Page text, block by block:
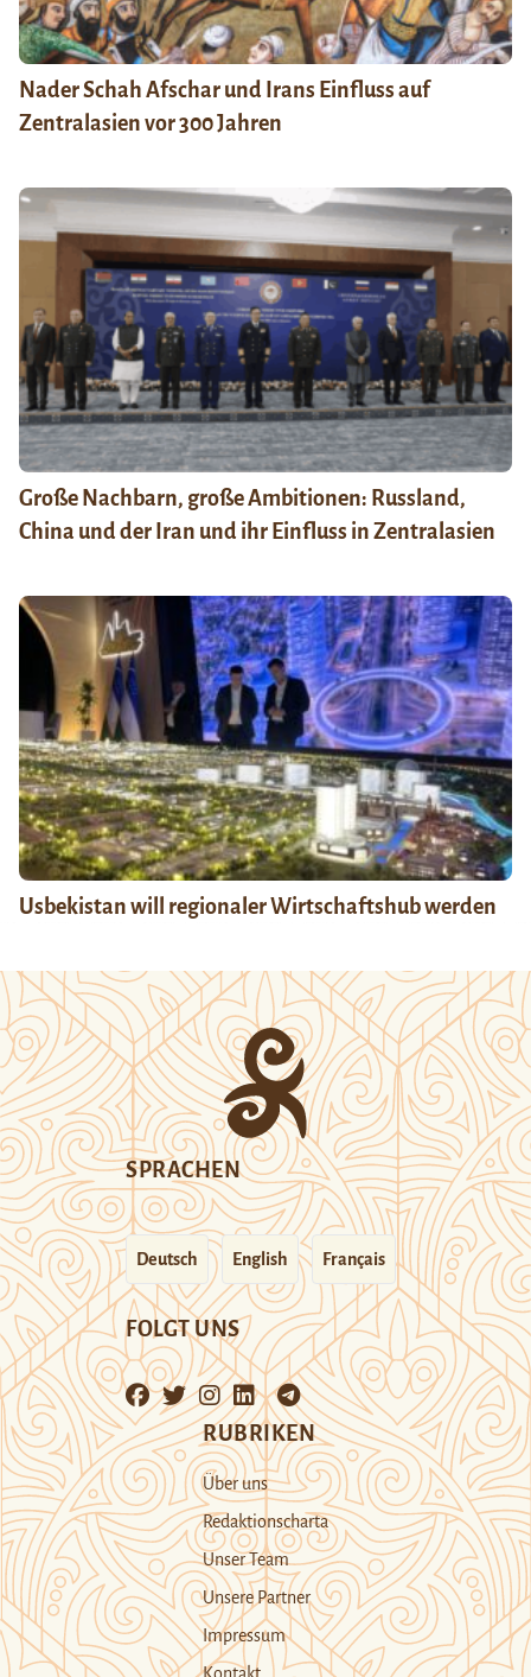
Nader Schah Afschar und Irans Einfluss auf
Zentralasien vor 300 Jahren
Große Nachbarn, große Ambitionen: Russland,
China und der Iran und ihr Einfluss in Zentralasien
Usbekistan will regionaler Wirtschaftshub werden
SPRACHEN
Deutsch English Français
FOLGT UNS
RUBRIKEN
Über uns
Redaktionscharta
Unser Team
Unsere Partner
Impressum